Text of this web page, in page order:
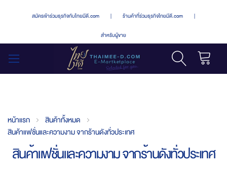
สมัครเข้าร่วมธุรกิจกับไทยมีดี.com | ร้านค้าที่ร่วมธุรกิจไทยมีดี.com |
สำหรับผู้ขาย
หน้าแรก
สินค้าทั้งหมด
สินค้าแฟชั่นและความงาม จากร้านดังทั่วประเทศ
สินค้าแฟชั่นและความงาม จากร้านดังทั่วประเทศ